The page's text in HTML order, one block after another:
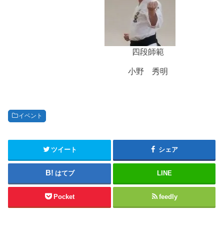
四段師範
小野 秀明
イベント
ツイート シェア
はてブ LINE
Pocket feedly